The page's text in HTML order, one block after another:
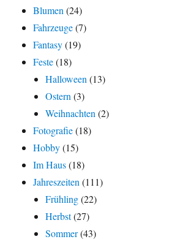
Blumen (24)
Fahrzeuge(7)
Fantasy(19)
Feste(18)
Halloween (13)
Ostern (3)
Weihnachten (2)
Fotografie(18)
Hobby(15)
Im Haus(18)
Jahreszeiten (111)
Frühling(22)
Herbst(27)
Sommer(43)